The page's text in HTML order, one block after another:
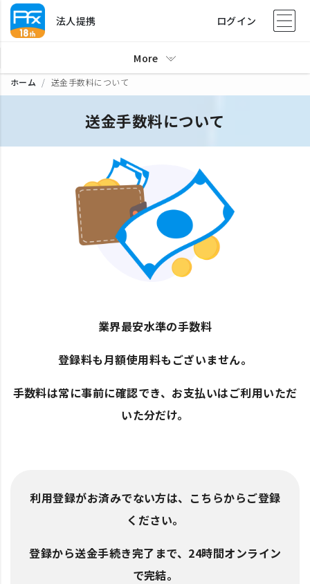
法人提携 ログイン
More
ホーム 送金手数料について
送金手数料について
業界最安水準の手数料
登録料も月額使用料もございません。
手数料は常に事前に確認でき、お支払いはご利用いただ
いた分だけ。
利用登録がお済みでない方は、こちらからご登録
ください。
登録から送金手続き完了まで、24時間オンライン
で完結。